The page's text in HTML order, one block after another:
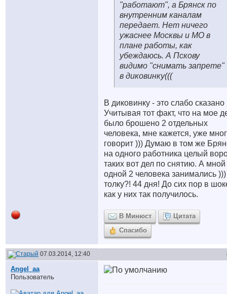
"работают", а Брянск по
внутренним каналам
передает. Нет ничего
ужаснее Москвы и МО в
плане работы, как
убеждаюсь. А Пскову
видимо "снимать запрете"
в диковинку(((
В диковинку - это слабо сказано
Учитывая тот факт, что на мое
было брошено 2 отдельных
человека, мне кажется, уже
говорит ))) Думаю в том же
на одного работника целый
таких вот дел по снятию. А мной
одной 2 человека занимались
толку?! 44 дня! До сих пор в
как у них так получилось.
В Минюст
Цитата
Спасибо
07.03.2014, 12:40
Angel_aa
Пользователь